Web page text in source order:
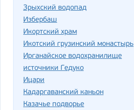
Зрыхский водопад
Избербаш
Икортский храм
Икотский грузинский монастырь
Ирганайское водохранилище
источники Гедуко
Ицари
Кадаргаванский каньон
Казачье подворье